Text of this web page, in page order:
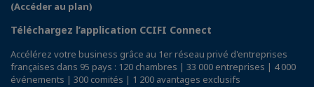
(Accéder au plan)
Téléchargez l’application CCIFI Connect
Accélérez votre business grâce au 1er réseau privé d'entreprises
françaises dans 95 pays : 120 chambres | 33 000 entreprises | 4 000
événements | 300 comités | 1 200 avantages exclusifs